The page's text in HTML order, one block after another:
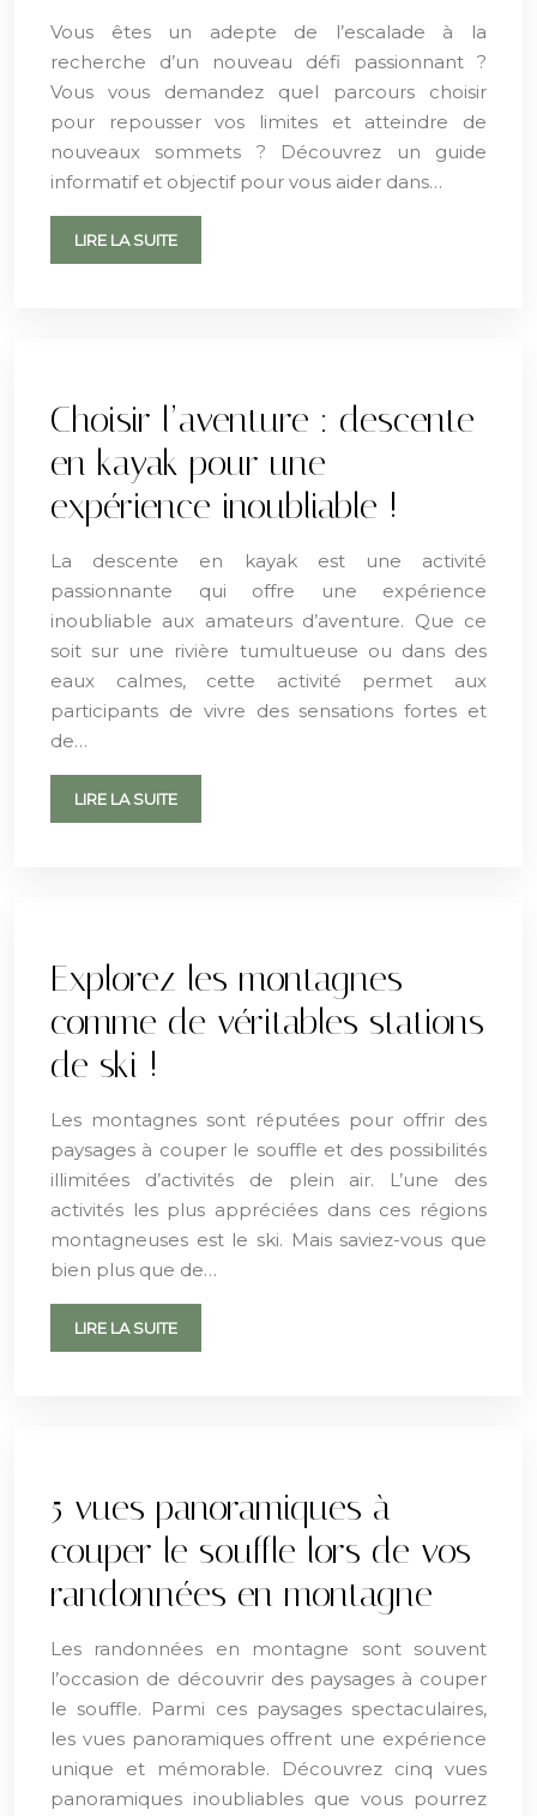
Vous êtes un adepte de l’escalade à la
recherche d’un nouveau défi passionnant ?
Vous vous demandez quel parcours choisir
pour repousser vos limites et atteindre de
nouveaux sommets ? Découvrez un guide
informatif et objectif pour vous aider dans…
LIRE LA SUITE
Choisir l’aventure : descente
en kayak pour une
expérience inoubliable !
La descente en kayak est une activité
passionnante qui offre une expérience
inoubliable aux amateurs d’aventure. Que ce
soit sur une rivière tumultueuse ou dans des
eaux calmes, cette activité permet aux
participants de vivre des sensations fortes et
de…
LIRE LA SUITE
Explorez les montagnes
comme de véritables stations
de ski !
Les montagnes sont réputées pour offrir des
paysages à couper le souffle et des possibilités
illimitées d’activités de plein air. L’une des
activités les plus appréciées dans ces régions
montagneuses est le ski. Mais saviez-vous que
bien plus que de…
LIRE LA SUITE
5 vues panoramiques à
couper le souffle lors de vos
randonnées en montagne
Les randonnées en montagne sont souvent
l’occasion de découvrir des paysages à couper
le souffle. Parmi ces paysages spectaculaires,
les vues panoramiques offrent une expérience
unique et mémorable. Découvrez cinq vues
panoramiques inoubliables que vous pourrez